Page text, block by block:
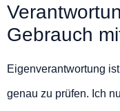
Gebrauch
Eigenverantwortung
genau zu prüfen. Ich